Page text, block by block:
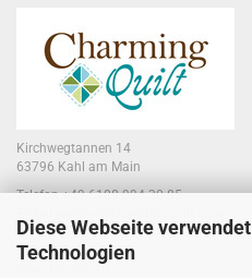
Diese Webseite
Technologien
Kirchwegtannen 14
63796 Kahl am Main
Telefon +49 6188 994 30 85
Laden: